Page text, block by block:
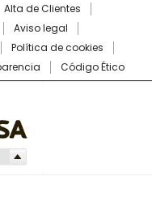
Alta de Clientes
Aviso legal
Política de cookies
Código Ético